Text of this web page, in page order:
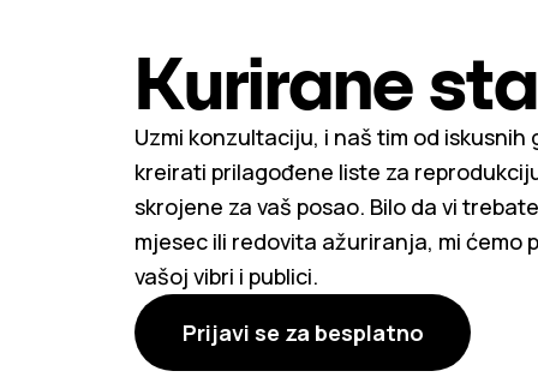
Kurirane
Uzmi konzultaciju, i naš tim od iskusnih
kreirati prilagođene liste za
skrojene za vaš posao. Bilo da vi
mjesec ili redovita ažuriranja, mi ćemo
vašoj vibri i publici.
Prijavi se za besplatno